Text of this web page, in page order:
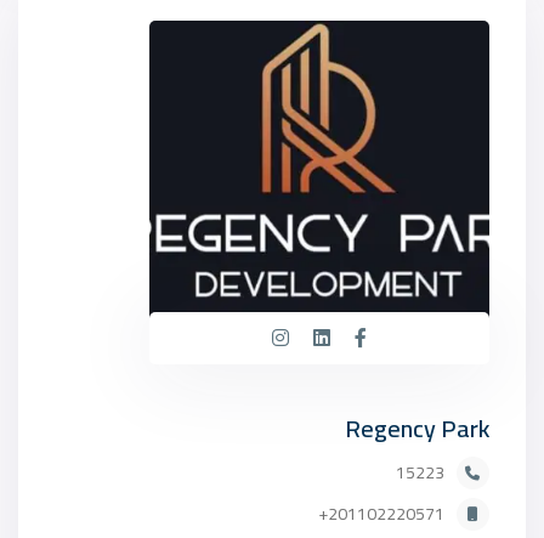
Regency Park
15223
201102220571+